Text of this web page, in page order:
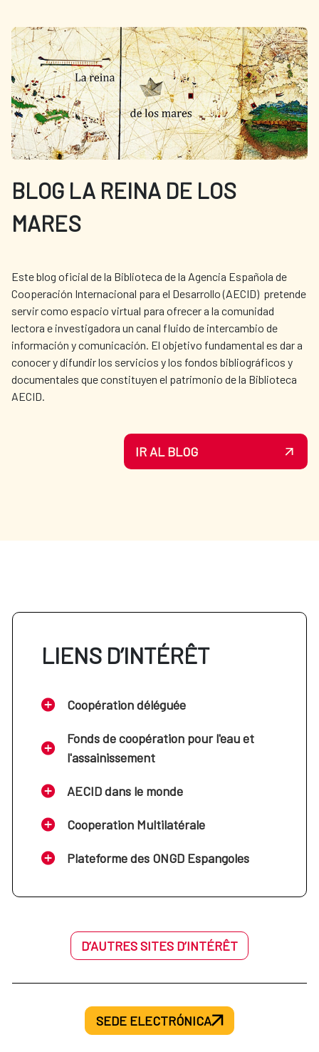
BLOG LA REINA DE LOS
MARES
Este blog oficial de la Biblioteca de la Agencia Española de
Cooperación Internacional para el Desarrollo (AECID) pretende
servir como espacio virtual para ofrecer a la comunidad
lectora e investigadora un canal fluido de intercambio de
información y comunicación. El objetivo fundamental es dar a
conocer y difundir los servicios y los fondos bibliográficos y
documentales que constituyen el patrimonio de la Biblioteca
AECID.
IR AL BLOG
LIENS D’INTÉRÊT
Coopération déléguée
Fonds de coopération pour l'eau et
l'assainissement
AECID dans le monde
Cooperation Multilatérale
Plateforme des ONGD Espangoles
D’AUTRES SITES D’INTÉRÊT
SEDE ELECTRÓNICA